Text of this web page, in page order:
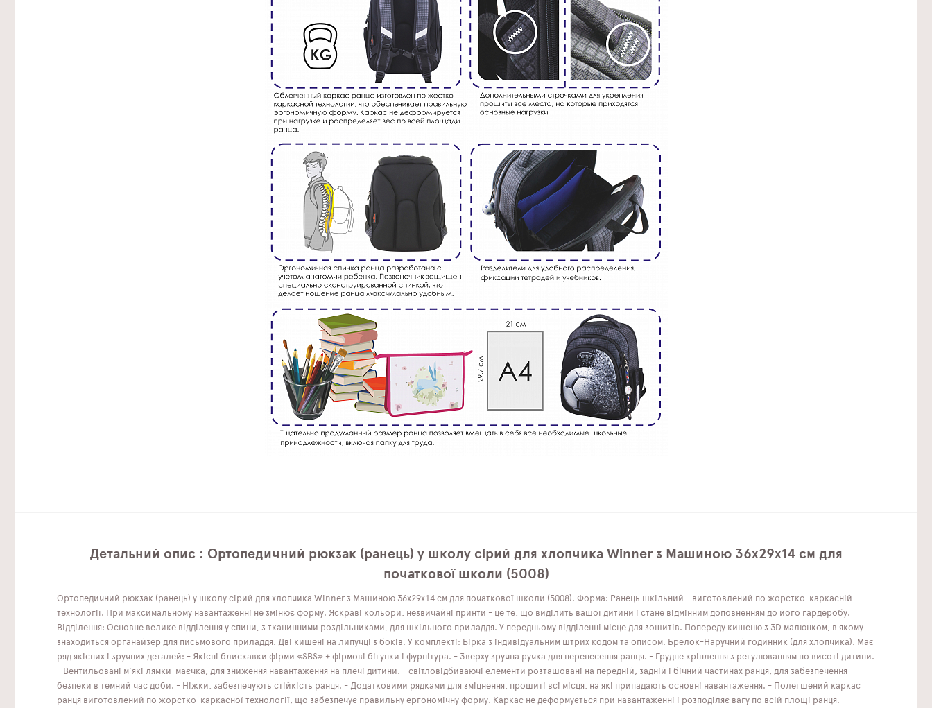
Детальний опис : Ортопедичний рюкзак (ранець) у школу сірий для хлопчика Winner з Машиною 36x29x14 см для
початкової школи (5008)
Ортопедичний рюкзак (ранець) у школу сірий для хлопчика Winner з Машиною 36x29x14 см для початкової школи (5008). Форма: Ранець шкільний - виготовлений по жорстко-каркасній
технології. При максимальному навантаженні не змінює форму. Яскраві кольори, незвичайні принти - це те, що виділить вашої дитини і стане відмінним доповненням до його гардеробу.
Відділення: Основне велике відділення у спини, з тканинними роздільниками, для шкільного приладдя. У передньому відділенні місце для зошитів. Попереду кишеню з 3D малюнком, в якому
знаходиться органайзер для письмового приладдя. Дві кишені на липучці з боків. У комплекті: Бірка з індивідуальним штрих кодом та описом. Брелок-Наручний годинник (для хлопчика). Має
ряд якісних і зручних деталей: - Якісні блискавки фірми «SBS» + фірмові бігунки і фурнітура. - Зверху зручна ручка для перенесення ранця. - Грудне кріплення з регулюванням по висоті дитини.
- Вентильовані м'які лямки-маєчка, для зниження навантаження на плечі дитини. - світловідбиваючі елементи розташовані на передній, задній і бічний частинах ранця, для забезпечення
безпеки в темний час доби. - Ніжки, забезпечують стійкість ранця. - Додатковими рядками для зміцнення, прошиті всі місця, на які припадають основні навантаження. - Полегшений каркас
ранця виготовлений по жорстко-каркасної технології, що забезпечує правильну ергономічну форму. Каркас не деформується при навантаженні і розподіляє вагу по всій площі ранця. -